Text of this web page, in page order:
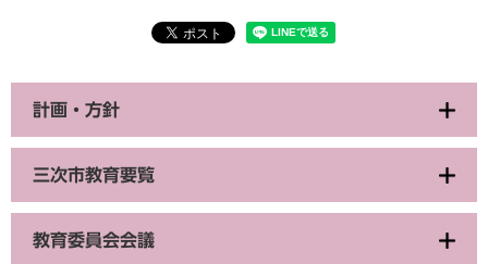
計画・方針
三次市教育要覧
教育委員会会議